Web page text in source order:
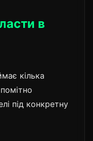
в
кілька
під конкретну